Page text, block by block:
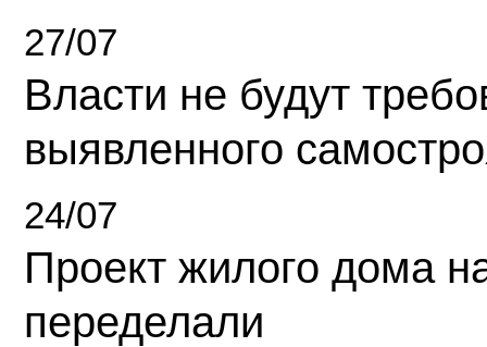
27/07
Власти не будут
выявленного
24/07
Проект жилого дома
переделали